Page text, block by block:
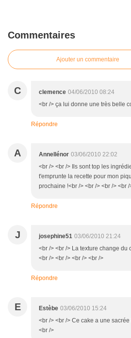
Commentaires
Ajouter un commentaire
C clemence 04/06/2010 08:24
<br /> ça lui donne une très belle
Répondre
A Annellénor 03/06/2010 22:02
<br /> <br /> Ils sont top les
t'emprunte la recette pour mon
prochaine !<br /> <br /> <br /> <br /
Répondre
J josephine51 03/06/2010 21:24
<br /> <br /> La texture change du
<br /> <br /> <br /> <br />
Répondre
E Estèbe 03/06/2010 15:24
<br /> <br /> Ce cake a une
<br />